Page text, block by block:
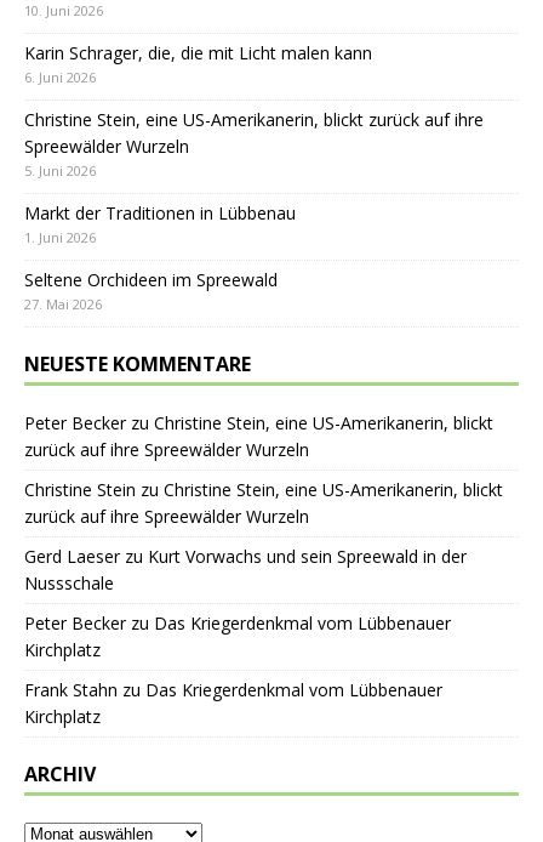
10. Juni 2026
Karin Schrager, die, die mit Licht malen kann
6. Juni 2026
Christine Stein, eine US-Amerikanerin, blickt zurück auf ihre
Spreewälder Wurzeln
5. Juni 2026
Markt der Traditionen in Lübbenau
1. Juni 2026
Seltene Orchideen im Spreewald
27. Mai 2026
NEUESTE KOMMENTARE
Peter Beckerzu Christine Stein, eine US-Amerikanerin, blickt
zurück auf ihre Spreewälder Wurzeln
Christine Stein zu Christine Stein, eine US-Amerikanerin, blickt
zurück auf ihre Spreewälder Wurzeln
Gerd Laeserzu Kurt Vorwachs und sein Spreewald in der
Nussschale
Peter Beckerzu Das Kriegerdenkmal vom Lübbenauer
Kirchplatz
Frank Stahn zu Das Kriegerdenkmal vom Lübbenauer
Kirchplatz
ARCHIV